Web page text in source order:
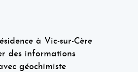
à Vic-sur-Cère
des informations
géochimiste